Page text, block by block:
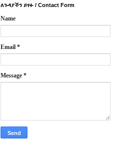
ለጉዳያችን ይፃፉ / Contact Form
Name
Email *
Message *